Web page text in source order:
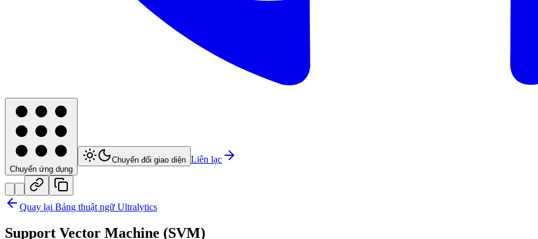
Chuyển ứng dụng
Chuyển đổi giao diện Liên lạc
Quay lại Bảng thuật ngữ Ultralytics
Support Vector Machine (SVM)